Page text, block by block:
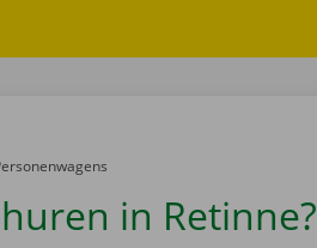
hier:
in Retinne?